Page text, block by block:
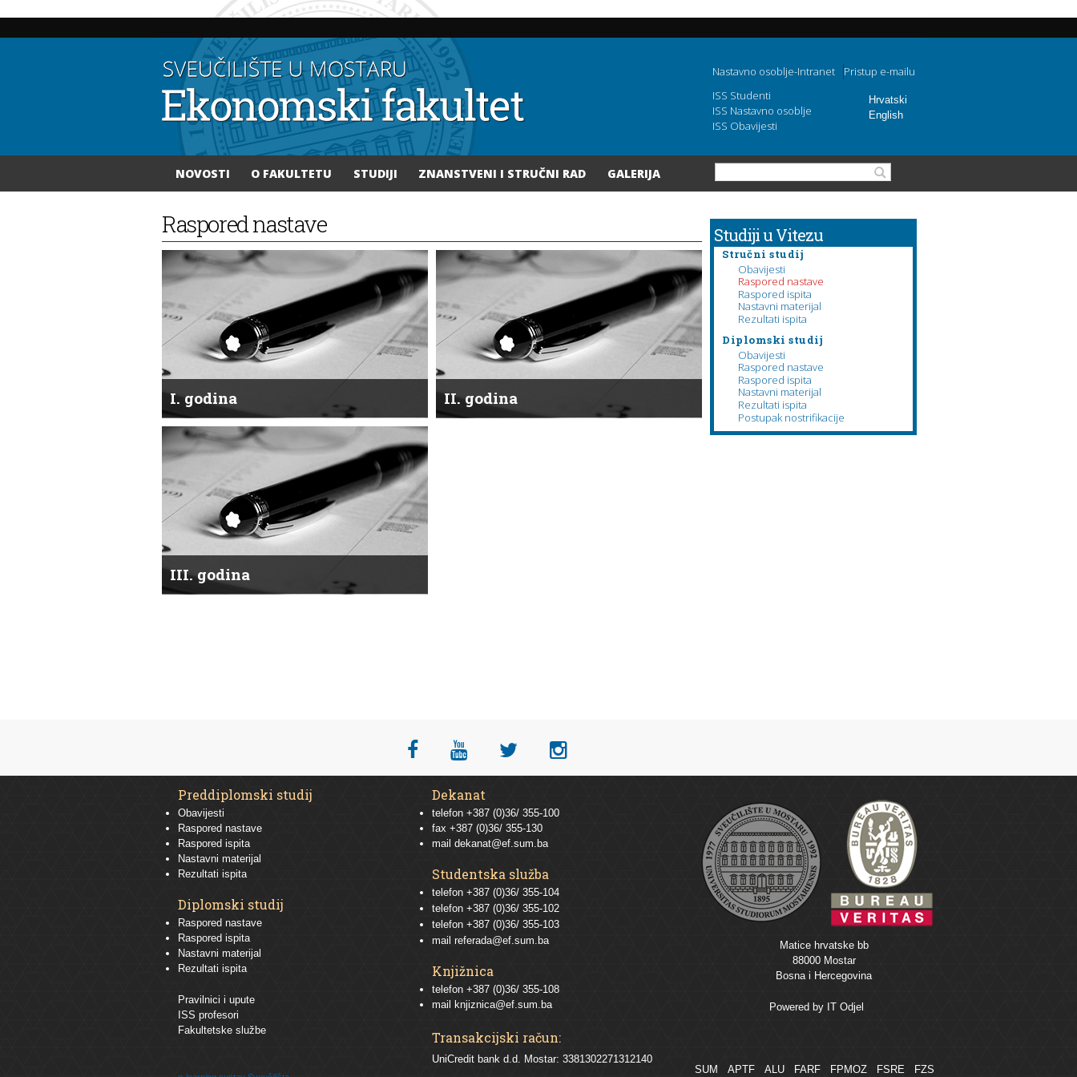
glavni
Hrvatski
English
Nastavno osoblje-Intranet
Pristup e-mailu
ISS Studenti
ISS Nastavno osoblje
ISS Obavijesti
NOVOSTI O FAKULTETU STUDIJI ZNANSTVENI I STRUČNI RAD GALERIJA Obrazac pretraživanja
Vi ste ovdje
Raspored nastave
I. godina II. godina
III. godina
Studiji u Vitezu
Stručni studij
Obavijesti
Raspored nastave
Raspored ispita
Nastavni materijal
Rezultati ispita
Diplomski studij
Obavijesti
Raspored nastave
Raspored ispita
Nastavni materijal
Rezultati ispita
Postupak nostrifikacije
Preddiplomski studij
Obavijesti
Raspored nastave
Raspored ispita
Nastavni materijal
Rezultati ispita
Diplomski studij
Raspored nastave
Raspored ispita
Nastavni materijal
Rezultati ispita
Pravilnici i upute
ISS profesori
Fakultetske službe
Dekanat
telefon +387 (0)36/ 355-100
fax +387 (0)36/ 355-130
mail dekanat@ef.sum.ba
Studentska služba
telefon +387 (0)36/ 355-104
telefon +387 (0)36/ 355-102
telefon +387 (0)36/ 355-103
mail referada@ef.sum.ba
Knjižnica
telefon +387 (0)36/ 355-108
mail
knjiznica@ef.sum.ba
Transakcijski račun:
UniCredit bank d.d. Mostar: 3381302271312140
Matice hrvatske bb
88000 Mostar
Bosna i Hercegovina
Powered by IT Odjel
SUM APTF ALU FARF FPMOZ FSRE FZS